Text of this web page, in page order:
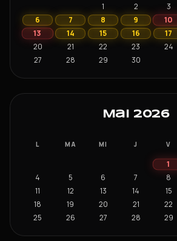
1 2 3
6
7 8 9 10
13
14 15 16 17
20
21 22 23 24
27
28 29 30
Mai 2026
L MA MI J V
1
4
5 6 7 8
11
12 13 14 15
18
19 20 21 22
25
26 27 28 29